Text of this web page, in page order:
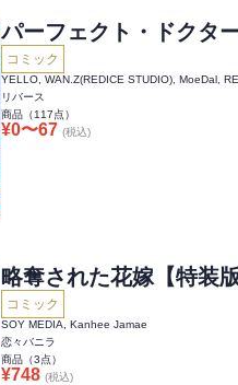
パーフェクト・ドクタ
コミック
YELLO, WAN.Z(REDICE STUDIO), MoeDal,
リバース
商品（117点）
¥0〜67 (税込)
略奪された花嫁【特装版
コミック
SOY MEDIA, Kanhee Jamae
恋々バニラ
商品（3点）
¥748 (税込)